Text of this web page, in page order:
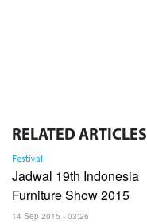
RELATED ARTICLES
Festival
Jadwal 19th Indonesia
Furniture Show 2015
14 Sep 2015 - 03:26